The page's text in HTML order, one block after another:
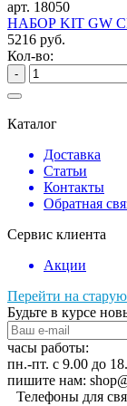
арт. 18050
НАБОР KIT GW
5216 руб.
Кол-во:
-
Каталог
Доставка
Статьи
Контакты
Обратная
Сервис клиента
Акции
Перейти на
Будьте в курсе
часы работы:
пн.-пт. с 9.00 до
пишите нам:
Телефоны для